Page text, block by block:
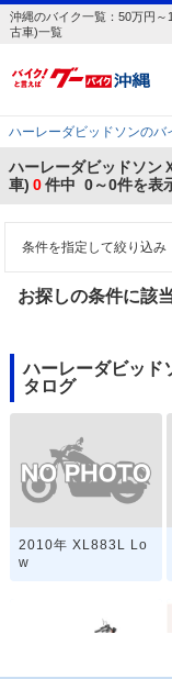
沖縄のバイク一覧：50万円
古車)一覧
ハーレーダビッドソンのバ
ハーレーダビッドソ
車) 0件中 0～0件を表
条件を指定して絞り込み
お探しの条件に該
ハーレーダビッ
タログ
2010年 XL883L Lo
w